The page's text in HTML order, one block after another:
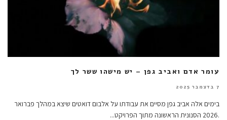
עומר אדם ואביב גפן – יש מישהו ששר לך
7 בדצמבר 2025
בימים אלה אביב גפן מסיים את עבודתו על אלבום דואטים שיצא במהלך פברואר
.2026 הסנונית הראשונה מתוך הפרויקט
...